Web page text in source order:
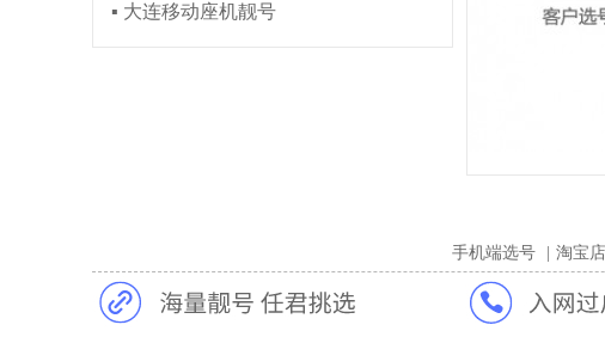
▪ 大连移动座机靓号
手机端选号 淘宝